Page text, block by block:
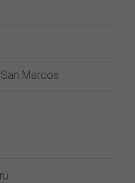
Marcos